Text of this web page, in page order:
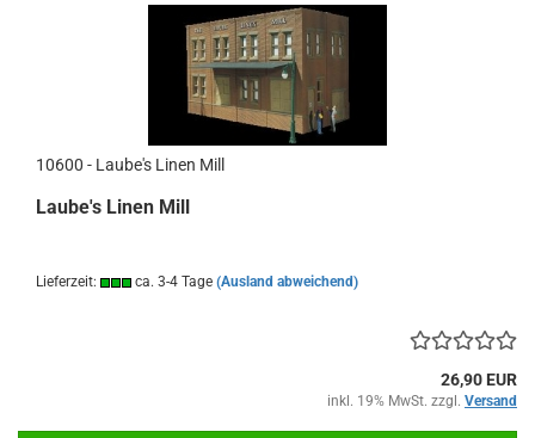
10600 - Laube's Linen Mill
Laube's Linen Mill
Lieferzeit: ca. 3-4 Tage (Ausland abweichend)
26,90 EUR
inkl. 19% MwSt. zzgl. Versand